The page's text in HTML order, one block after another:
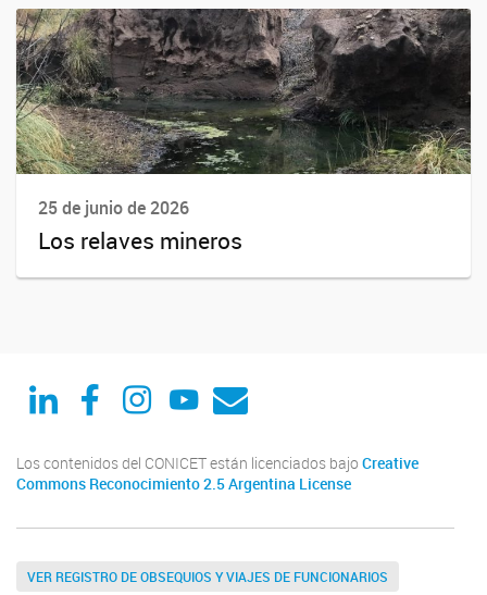
25 de junio de 2026
Los relaves mineros
Linked in Facebook
Instagram
Youtube
Correo
Los contenidos del CONICET están licenciados bajo Creative
Commons Reconocimiento 2.5 Argentina License
VER REGISTRO DE OBSEQUIOS Y VIAJES DE FUNCIONARIOS